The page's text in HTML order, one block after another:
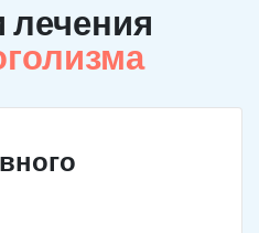
лечения